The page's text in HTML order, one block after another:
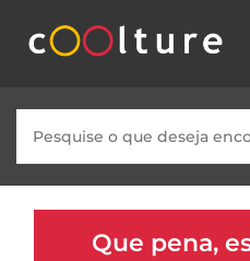
Que pena,